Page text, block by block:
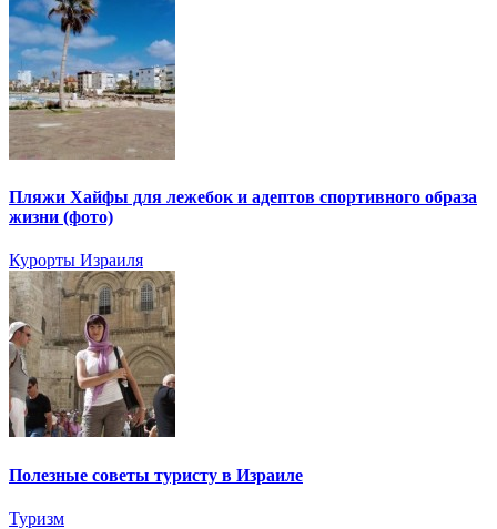
Пляжи Хайфы для лежебок и адептов спортивного образа
жизни (фото)
Курорты Израиля
Полезные советы туристу в Израиле
Туризм